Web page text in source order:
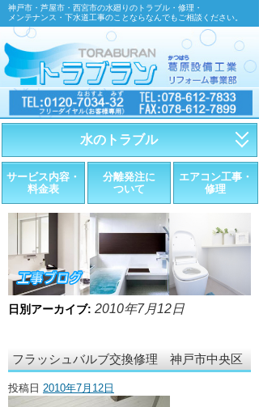
神戸市・芦屋市・西宮市の水廻りのトラブル・修理・
メンテナンス・下水道工事のことならなんでもご相談ください。
水のトラブル
・トイレが詰まったら
・トイレが漏れたら
・水道管が漏れたら
・排水が詰まったら
・悪臭調査
・ここに水栓がほしい
・水廻りメンテナンス
サービス内容・
料金表
分離発注に
ついて
エアコン工事・
修理
日別アーカイブ: 2010年7月12日
フラッシュバルブ交換修理 神戸市中央区
投稿日 2010年7月12日